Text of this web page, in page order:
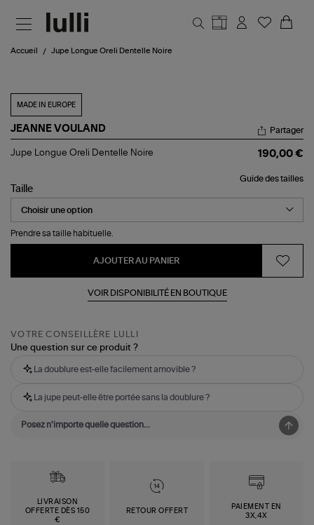
Accueil Jupe Longue Oreli Dentelle Noire
MADE IN EUROPE
JEANNE VOULAND
Jupe
Dentelle
Noire
Partager
Jupe Longue Oreli Dentelle Noire 190,00 €
Guide des tailles
Taille
Prendre sa taille habituelle.
AJOUTER AU PANIER
VOIR DISPONIBILITÉ EN BOUTIQUE
VOTRE CONSEILLÈRE LULLI
Une question sur ce produit ?
La doublure est-elle facilement amovible ?
La jupe peut-elle être portée sans la doublure ?
LIVRAISON
OFFERTE DÈS 150
€
RETOUR OFFERT
PAIEMENT EN
3X,4X